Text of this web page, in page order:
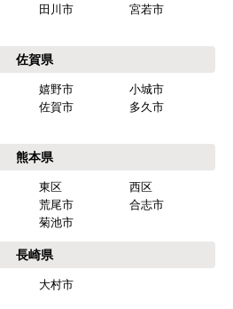
田川市
宮若市
佐賀県
嬉野市
小城市
佐賀市
多久市
熊本県
東区
西区
荒尾市
合志市
菊池市
長崎県
大村市